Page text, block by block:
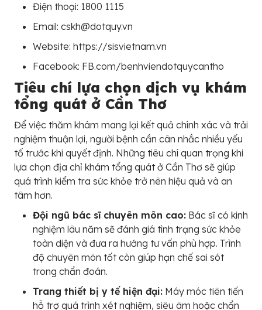
Điện thoại: 1800 1115
Email: cskh@dotquy.vn
Website: https://sisvietnam.vn
Facebook: FB.com/benhviendotquycantho
Tiêu chí lựa chọn dịch vụ khám
tổng quát ở Cần Thơ
Để việc thăm khám mang lại kết quả chính xác và trải
nghiệm thuận lợi, người bệnh cần cân nhắc nhiều yếu
tố trước khi quyết định. Những tiêu chí quan trọng khi
lựa chọn địa chỉ khám tổng quát ở Cần Thơ sẽ giúp
quá trình kiểm tra sức khỏe trở nên hiệu quả và an
tâm hơn.
Đội ngũ bác sĩ chuyên môn cao: Bác sĩ có kinh
nghiệm lâu năm sẽ đánh giá tình trạng sức khỏe
toàn diện và đưa ra hướng tư vấn phù hợp. Trình
độ chuyên môn tốt còn giúp hạn chế sai sót
trong chẩn đoán.
Trang thiết bị y tế hiện đại: Máy móc tiên tiến
hỗ trợ quá trình xét nghiệm, siêu âm hoặc chẩn